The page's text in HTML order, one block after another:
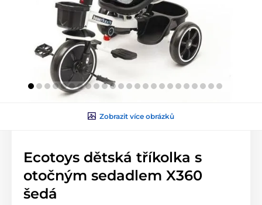
Zobrazit více obrázků
Ecotoys dětská tříkolka s
otočným sedadlem X360
šedá